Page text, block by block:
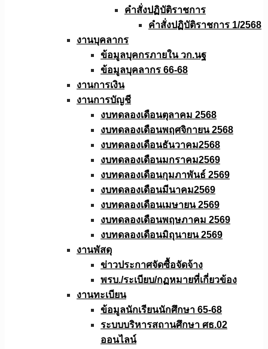
คำสั่งปฏิบัติราชการ
คำสั่งปฏิบัติราชการ 1/2568
งานบุคลากร
ข้อมูลบุคกรภายใน วก.นฐ
ข้อมูลบุคลากร 66-68
งานการเงิน
งานการบัญชี
งบทดลองเดือนตุลาคม 2568
งบทดลองเดือนพฤศจิกายน 2568
งบทดลองเดือนธันวาคม2568
งบทดลองเดือนมกราคม2569
งบทดลองเดือนกุมภาพันธ์ 2569
งบทดลองเดือนมีนาคม2569
งบทดลองเดือนเมษายน 2569
งบทดลองเดือนพฤษภาคม 2569
งบทดลองเดือนมิถุนายน 2569
งานพัสดุ
ข่าวประกาศจัดซื้อจัดจ้าง
พรบ./ระเบียบ/กฏหมายที่เกี่ยวข้อง
งานทะเบียน
ข้อมูลนักเรียนนักศึกษา 65-68
ระบบบริหารสถานศึกษา ศธ.02
ออนไลน์